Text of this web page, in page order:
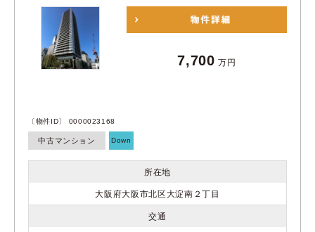
〔物件ID〕 0000023168
中古マンション Down
7,700 万円
所在地
大阪府大阪市北区大淀南２丁目
交通